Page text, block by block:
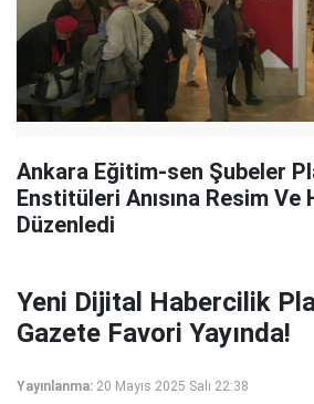
Ankara Eğitim-sen Şubeler
Enstitüleri Anısına Resim Ve
Düzenledi
Yeni Dijital Habercilik
Gazete Favori Yayında!
Yayınlanma: 20 Mayıs 2025 Salı 22:38